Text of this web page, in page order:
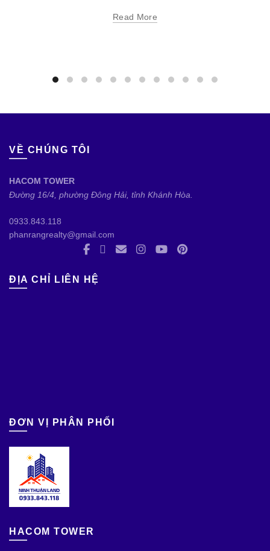
Read More
VỀ CHÚNG TÔI
HACOM TOWER
Đường 16/4, phường Đông Hải, tỉnh Khánh Hòa.
0933.843.118
phanrangrealty@gmail.com
ĐỊA CHỈ LIÊN HỆ
ĐƠN VỊ PHÂN PHỐI
HACOM TOWER